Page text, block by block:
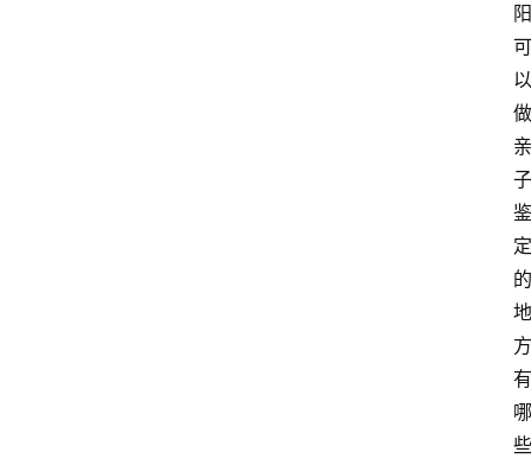
阳
可
以
做
亲
子
鉴
定
的
地
方
有
哪
些